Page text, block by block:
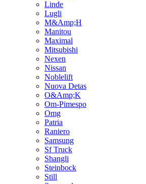
Linde
Lugli
M&Amp;H
Manitou
Maximal
Mitsubishi
Nexen
Nissan
Noblelift
Nuova Detas
O&Amp;K
Om-Pimespo
Omg
Patria
Raniero
Samsung
Sf Truck
Shangli
Steinbock
Still